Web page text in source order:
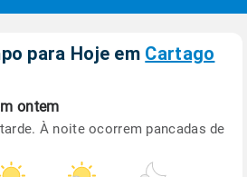
para Hoje em Cartago
ontem
À noite ocorrem pancadas de